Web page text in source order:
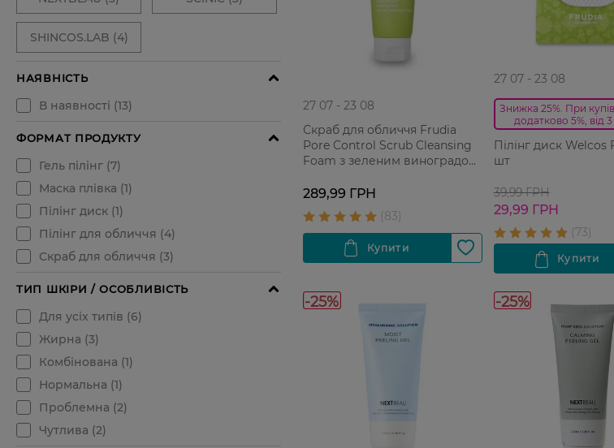
27 07 - 23 08
Скраб для обличчя Frudia
Pore Control Scrub Cleansing
Foam з зеленим виноградом
шкіри 145 г
289,99 ГРН
27 07 - 23 08
Знижка 25%. При
додатково 5%, від
Пілінг диск Welcos
шт
39,99 ГРН
29,99 ГРН
-25% -25%